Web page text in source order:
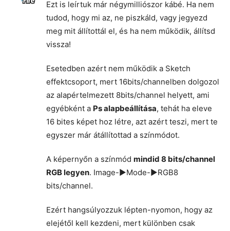
Ezt is leírtuk már négymilliószor kábé. Ha nem
tudod, hogy mi az, ne piszkáld, vagy jegyezd
meg mit állítottál el, és ha nem működik, állítsd
vissza!
Esetedben azért nem működik a Sketch
effektcsoport, mert 16bits/channelben dolgozol
az alapértelmezett 8bits/channel helyett, ami
egyébként a Ps alapbeállítása, tehát ha eleve
16 bites képet hoz létre, azt azért teszi, mert te
egyszer már átállítottad a színmódot.
A képernyőn a színmód mindid 8 bits/channel
RGB legyen. Image-►Mode-►RGB8
bits/channel.
Ezért hangsúlyozzuk lépten-nyomon, hogy az
elejétől kell kezdeni, mert különben csak